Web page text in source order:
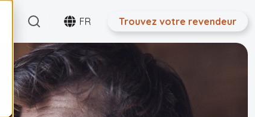
SearchFR Trouvez votre revendeur